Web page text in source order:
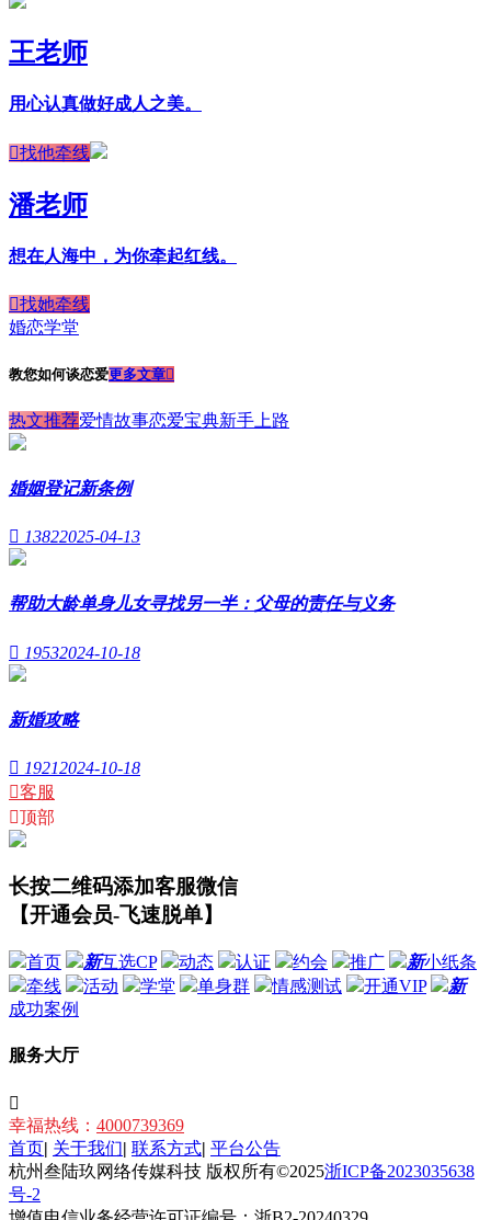
王老师
用心认真做好成人之美。
找他牵线
潘老师
想在人海中，为你牵起红线。
找她牵线
婚恋学堂
教您如何谈恋爱更多文章
热文推荐爱情故事恋爱宝典新手上路
婚姻登记新条例
 13822025-04-13
帮助大龄单身儿女寻找另一半：父母的责任与义务
 19532024-10-18
新婚攻略
 19212024-10-18
客服
顶部
长按二维码添加客服微信
【开通会员-飞速脱单】
首页 新互选CP 动态 认证 约会 推广 新小纸条
牵线
活动 学堂 单身群 情感测试 开通VIP
新
成功案例
服务大厅

幸福热线： 4000739369
首页| 关于我们| 联系方式| 平台公告
杭州叁陆玖网络传媒科技 版权所有©2025浙ICP备2023035638
号-2